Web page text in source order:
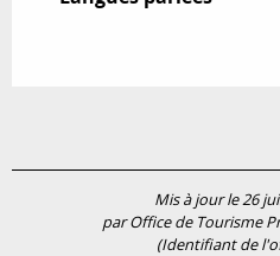
Mis à jour le 26
par Office de Tourisme
(Identifiant de